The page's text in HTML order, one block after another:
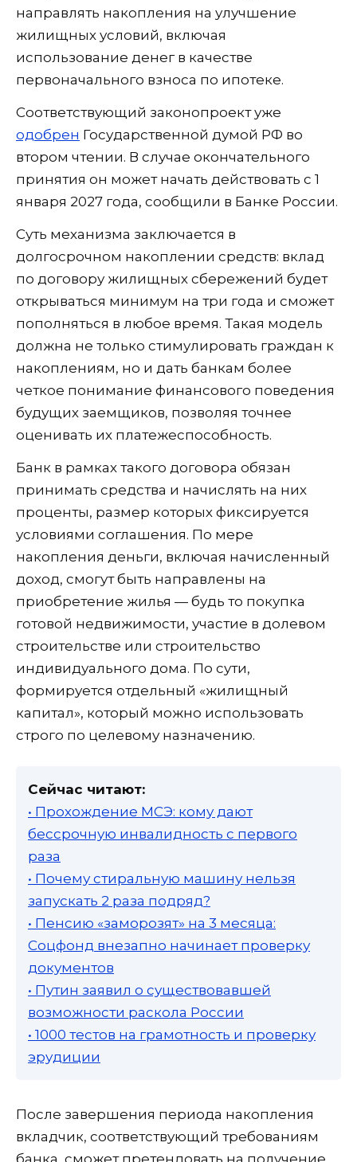
направлять накопления на улучшение
жилищных условий, включая
использование денег в качестве
первоначального взноса по ипотеке.
Соответствующий законопроект уже
одобрен Государственной думой РФ во
втором чтении. В случае окончательного
принятия он может начать действовать с 1
января 2027 года, сообщили в Банке России.
Суть механизма заключается в
долгосрочном накоплении средств: вклад
по договору жилищных сбережений будет
открываться минимум на три года и сможет
пополняться в любое время. Такая модель
должна не только стимулировать граждан к
накоплениям, но и дать банкам более
четкое понимание финансового поведения
будущих заемщиков, позволяя точнее
оценивать их платежеспособность.
Банк в рамках такого договора обязан
принимать средства и начислять на них
проценты, размер которых фиксируется
условиями соглашения. По мере
накопления деньги, включая начисленный
доход, смогут быть направлены на
приобретение жилья — будь то покупка
готовой недвижимости, участие в долевом
строительстве или строительство
индивидуального дома. По сути,
формируется отдельный «жилищный
капитал», который можно использовать
строго по целевому назначению.
Сейчас читают:
• Прохождение МСЭ: кому дают
бессрочную инвалидность с первого
раза
• Почему стиральную машину нельзя
запускать 2 раза подряд?
• Пенсию «заморозят» на 3 месяца:
Соцфонд внезапно начинает проверку
документов
• Путин заявил о существовавшей
возможности раскола России
• 1000 тестов на грамотность и проверку
эрудиции
После завершения периода накопления
вкладчик, соответствующий требованиям